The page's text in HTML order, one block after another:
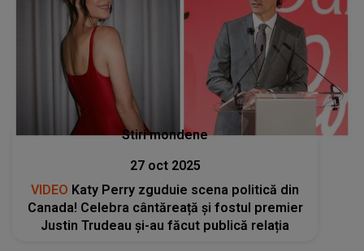
Stiri mondene
27 oct 2025
VIDEO Katy Perry zguduie scena politică din
Canada! Celebra cântăreață și fostul premier
Justin Trudeau și-au făcut publică relația